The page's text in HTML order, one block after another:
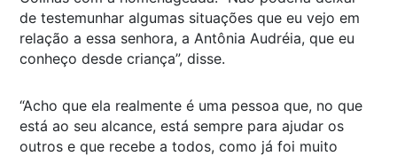
de testemunhar algumas situações que eu vejo em
relação a essa senhora, a Antônia Audréia, que eu
conheço desde criança”, disse.
“Acho que ela realmente é uma pessoa que, no que
está ao seu alcance, está sempre para ajudar os
outros e que recebe a todos, como já foi muito